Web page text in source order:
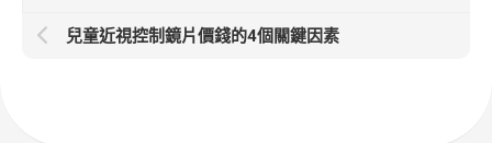
兒童近視控制鏡片價錢的4個關鍵因素